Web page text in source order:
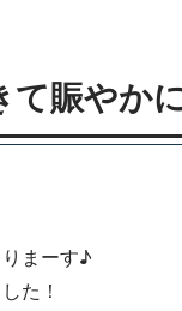
賑やか
まーす♪
た！